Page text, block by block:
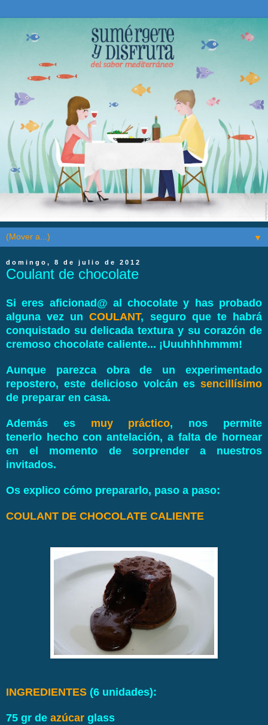
▼
domingo, 8 de julio de 2012
Coulant de chocolate
Si eres aficionad@ al chocolate y has probado
alguna vez unCOULANT, seguro que te habrá
conquistado su delicada textura y su corazón de
cremoso chocolate caliente... ¡Uuuhhhhmmm!
Aunque parezca obra de un experimentado
repostero, este delicioso volcán es sencillísimo
de preparar en casa.
Además es muy práctico, nos permite
tenerlo hecho con antelación, a falta de hornear
en el momento de sorprender a nuestros
invitados.
Os explico cómo prepararlo, paso a paso:
COULANT DE CHOCOLATE CALIENTE
INGREDIENTES (6 unidades):
75 gr de azúcar glass